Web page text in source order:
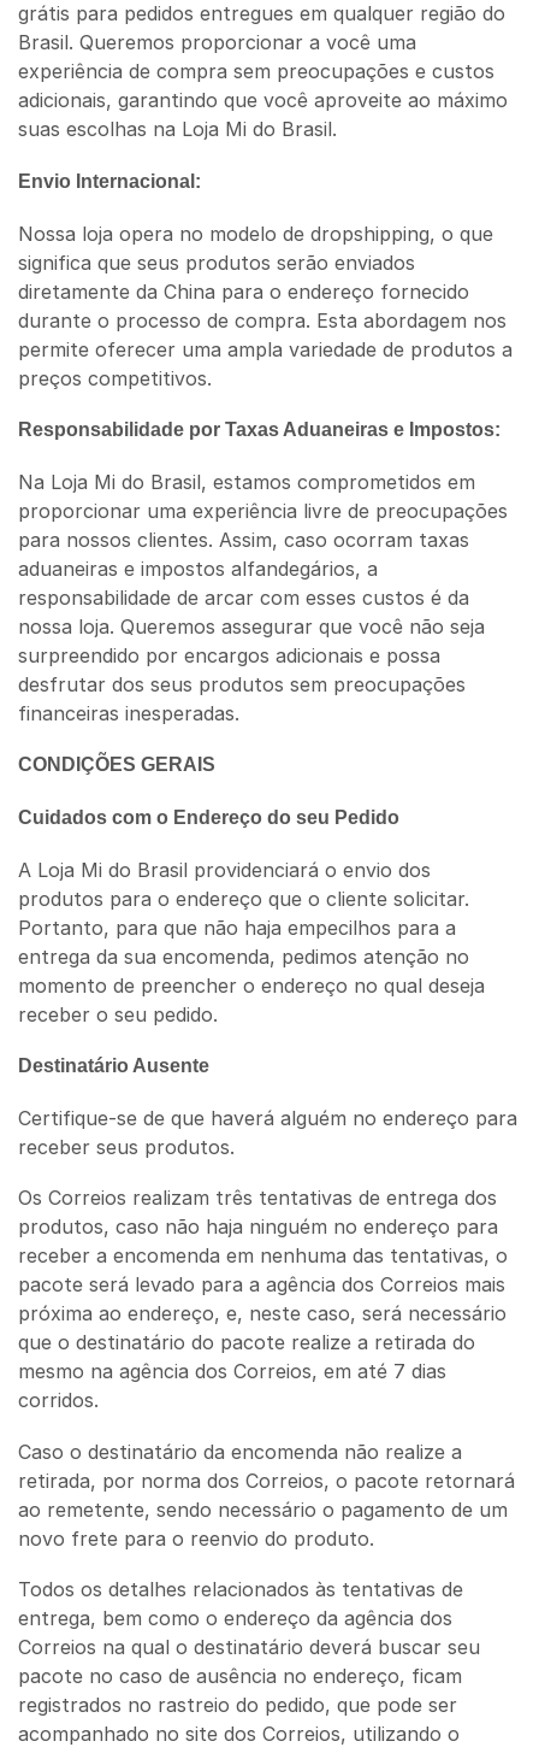
grátis para pedidos entregues em qualquer região do
Brasil. Queremos proporcionar a você uma
experiência de compra sem preocupações e custos
adicionais, garantindo que você aproveite ao máximo
suas escolhas na Loja Mi do Brasil.
Envio Internacional:
Nossa loja opera no modelo de dropshipping, o que
significa que seus produtos serão enviados
diretamente da China para o endereço fornecido
durante o processo de compra. Esta abordagem nos
permite oferecer uma ampla variedade de produtos a
preços competitivos.
Responsabilidade por Taxas Aduaneiras e Impostos:
Na Loja Mi do Brasil, estamos comprometidos em
proporcionar uma experiência livre de preocupações
para nossos clientes. Assim, caso ocorram taxas
aduaneiras e impostos alfandegários, a
responsabilidade de arcar com esses custos é da
nossa loja. Queremos assegurar que você não seja
surpreendido por encargos adicionais e possa
desfrutar dos seus produtos sem preocupações
financeiras inesperadas.
CONDIÇÕES GERAIS
Cuidados com o Endereço do seu Pedido
A Loja Mi do Brasil providenciará o envio dos
produtos para o endereço que o cliente solicitar.
Portanto, para que não haja empecilhos para a
entrega da sua encomenda, pedimos atenção no
momento de preencher o endereço no qual deseja
receber o seu pedido.
Destinatário Ausente
Certifique-se de que haverá alguém no endereço para
receber seus produtos.
Os Correios realizam três tentativas de entrega dos
produtos, caso não haja ninguém no endereço para
receber a encomenda em nenhuma das tentativas, o
pacote será levado para a agência dos Correios mais
próxima ao endereço, e, neste caso, será necessário
que o destinatário do pacote realize a retirada do
mesmo na agência dos Correios, em até 7 dias
corridos.
Caso o destinatário da encomenda não realize a
retirada, por norma dos Correios, o pacote retornará
ao remetente, sendo necessário o pagamento de um
novo frete para o reenvio do produto.
Todos os detalhes relacionados às tentativas de
entrega, bem como o endereço da agência dos
Correios na qual o destinatário deverá buscar seu
pacote no caso de ausência no endereço, ficam
registrados no rastreio do pedido, que pode ser
acompanhado no site dos Correios, utilizando o